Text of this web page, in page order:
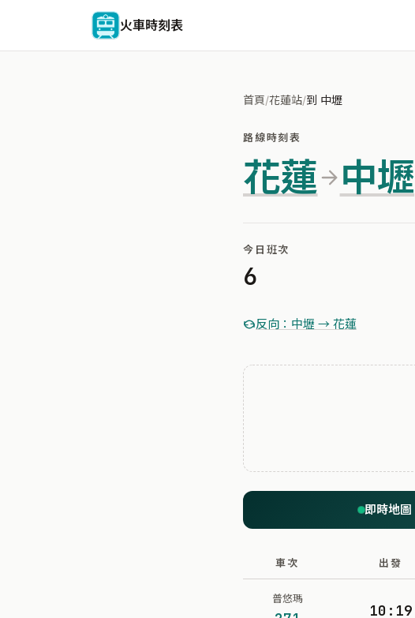
火車時刻表
首頁/花蓮站/到 中壢
路線時刻表
花蓮 中壢
今日班次
6
反向：中壢 → 花蓮
即時地圖
車次 出發
普悠瑪
10:19